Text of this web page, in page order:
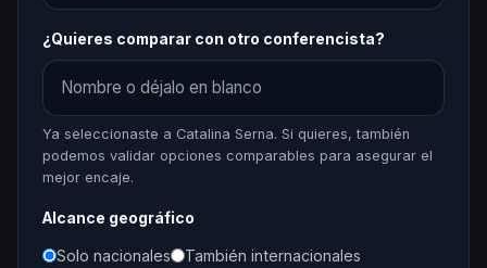
¿Quieres comparar con otro conferencista?
Ya seleccionaste a Catalina Serna. Si quieres, también
podemos validar opciones comparables para asegurar el
mejor encaje.
Alcance geográfico
Solo nacionales
También internacionales